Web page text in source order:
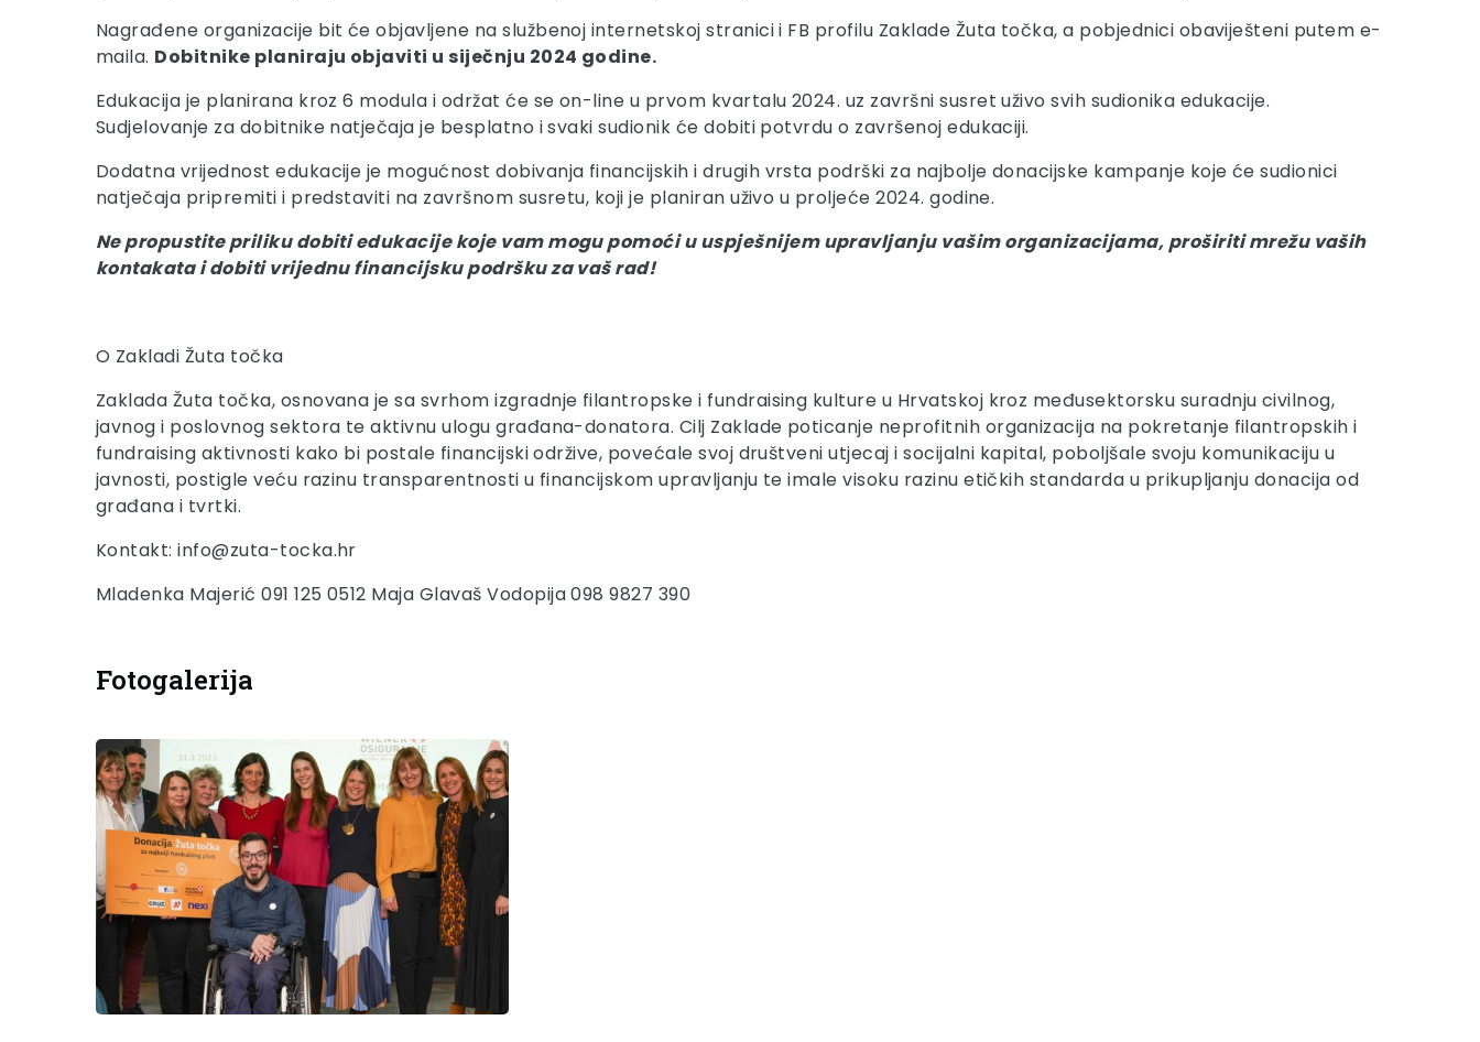
Nagrađene organizacije bit će objavljene na službenoj internetskoj stranici i FB profilu Zaklade Žuta točka, a pobjednici obaviješteni putem e-
maila. Dobitnike planiraju objaviti u siječnju 2024 godine.
Edukacija je planirana kroz 6 modula i održat će se on-line u prvom kvartalu 2024. uz završni susret uživo svih sudionika edukacije.
Sudjelovanje za dobitnike natječaja je besplatno i svaki sudionik će dobiti potvrdu o završenoj edukaciji.
Dodatna vrijednost edukacije je mogućnost dobivanja financijskih i drugih vrsta podrški za najbolje donacijske kampanje koje će sudionici
natječaja pripremiti i predstaviti na završnom susretu, koji je planiran uživo u proljeće 2024. godine.
Ne propustite priliku dobiti edukacije koje vam mogu pomoći u uspješnijem upravljanju vašim organizacijama, proširiti mrežu vaših
kontakata i dobiti vrijednu financijsku podršku za vaš rad!
O Zakladi Žuta točka
Zaklada Žuta točka, osnovana je sa svrhom izgradnje filantropske i fundraising kulture u Hrvatskoj kroz međusektorsku suradnju civilnog,
javnog i poslovnog sektora te aktivnu ulogu građana-donatora. Cilj Zaklade poticanje neprofitnih organizacija na pokretanje filantropskih i
fundraising aktivnosti kako bi postale financijski održive, povećale svoj društveni utjecaj i socijalni kapital, poboljšale svoju komunikaciju u
javnosti, postigle veću razinu transparentnosti u financijskom upravljanju te imale visoku razinu etičkih standarda u prikupljanju donacija od
građana i tvrtki.
Kontakt: info@zuta-tocka.hr
Mladenka Majerić 091 125 0512 Maja Glavaš Vodopija 098 9827 390
Fotogalerija